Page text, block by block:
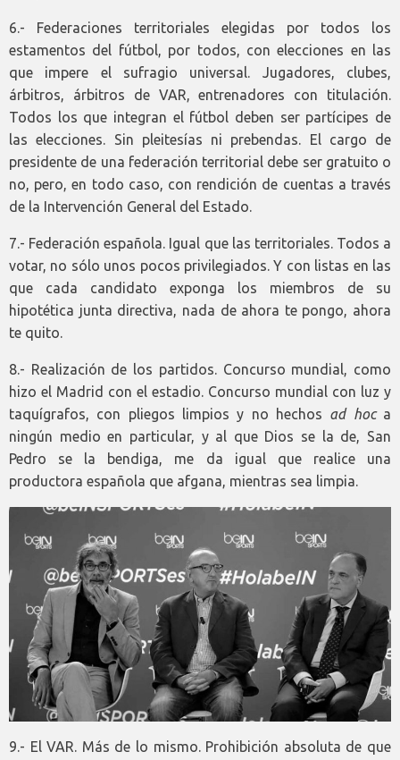
6.- Federaciones territoriales elegidas por todos los
estamentos del fútbol, por todos, con elecciones en las
que impere el sufragio universal. Jugadores, clubes,
árbitros, árbitros de VAR, entrenadores con titulación.
Todos los que integran el fútbol deben ser partícipes de
las elecciones. Sin pleitesías ni prebendas. El cargo de
presidente de una federación territorial debe ser gratuito o
no, pero, en todo caso, con rendición de cuentas a través
de la Intervención General del Estado.
7.- Federación española. Igual que las territoriales. Todos a
votar, no sólo unos pocos privilegiados. Y con listas en las
que cada candidato exponga los miembros de su
hipotética junta directiva, nada de ahora te pongo, ahora
te quito.
8.- Realización de los partidos. Concurso mundial, como
hizo el Madrid con el estadio. Concurso mundial con luz y
taquígrafos, con pliegos limpios y no hechos ad hoca
ningún medio en particular, y al que Dios se la de, San
Pedro se la bendiga, me da igual que realice una
productora española que afgana, mientras sea limpia.
9.- El VAR. Más de lo mismo. Prohibición absoluta de que